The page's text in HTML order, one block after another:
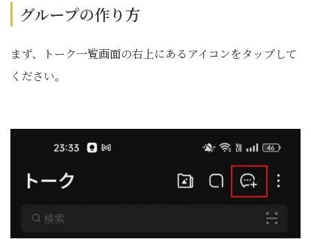
グループの作り方
まず、トーク一覧画面の右上にあるアイコンをタップして
ください。